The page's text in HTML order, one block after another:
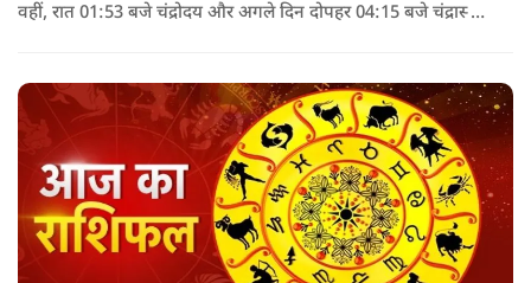
वहीं, रात 01:53 बजे चंद्रोदय और अगले दिन दोपहर 04:15 बजे चंद्रास्त
रहेगा. इसके बाद आर्द्रा नक्षत्र लग जाएगा.